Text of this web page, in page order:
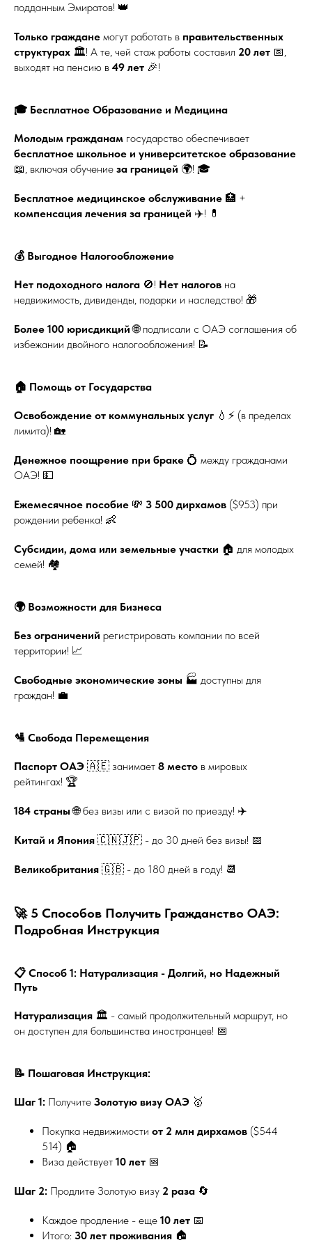
подданным Эмиратов! 👑
Только граждане могут работать в правительственных
структурах 🏛️! А те, чей стаж работы составил 20 лет 📅,
выходят на пенсию в 49 лет 🎉!
🎓 Бесплатное Образование и Медицина
Молодым гражданам государство обеспечивает
бесплатное школьное и университетское образование
📖, включая обучение за границей 🌍! 🎓
Бесплатное медицинское обслуживание 🏥 +
компенсация лечения за границей ✈️! 💊
💰 Выгодное Налогообложение
Нет подоходного налога 🚫! Нет налогов на
недвижимость, дивиденды, подарки и наследство! 🎁
Более 100 юрисдикций🌐 подписали с ОАЭ соглашения об
избежании двойного налогообложения! 📝
🏠 Помощь от Государства
Освобождение от коммунальных услуг 💧⚡ (в пределах
лимита)! 🏡
Денежное поощрение при браке 💍 между гражданами
ОАЭ! 💵
Ежемесячное пособие 💸 3 500 дирхамов ($953) при
рождении ребенка! 👶
Субсидии, дома или земельные участки 🏠 для молодых
семей! 🏘️
🌍 Возможности для Бизнеса
Без ограничений регистрировать компании по всей
территории! 📈
Свободные экономические зоны 🏭 доступны для
граждан! 💼
🛂 Свобода Перемещения
Паспорт ОАЭ 🇦🇪 занимает 8 место в мировых
рейтингах! 🏆
184 страны🌐 без визы или с визой по приезду! ✈️
Китай и Япония 🇨🇳🇯🇵 - до 30 дней без визы! 📅
Великобритания 🇬🇧 - до 180 дней в году! 📆
🚀 5 Способов Получить Гражданство ОАЭ:
Подробная Инструкция
📋 Способ 1: Натурализация - Долгий, но Надежный
Путь
Натурализация 🏛️ - самый продолжительный маршрут, но
он доступен для большинства иностранцев! 📅
📝 Пошаговая Инструкция:
Шаг 1: Получите Золотую визу ОАЭ 🥇
Покупка недвижимости от 2 млн дирхамов ($544
514) 🏠
Виза действует 10 лет 📅
Шаг 2: Продлите Золотую визу 2 раза 🔄
Каждое продление - еще 10 лет 📅
Итого: 30 лет проживания 🏠